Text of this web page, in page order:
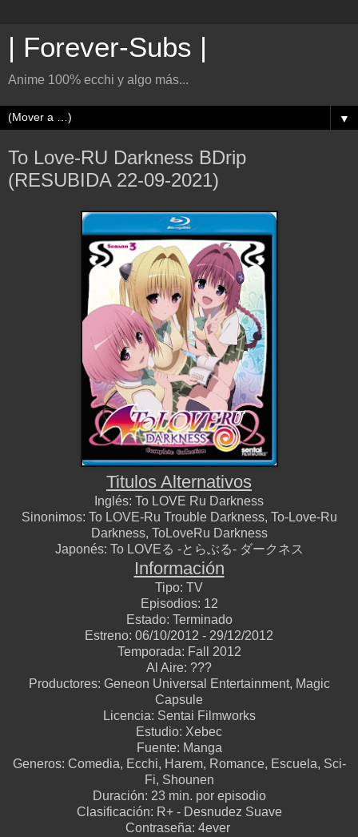
| Forever-Subs |
Anime 100% ecchi y algo más...
▼
To Love-RU Darkness BDrip
(RESUBIDA 22-09-2021)
Titulos Alternativos
Inglés: To LOVE Ru Darkness
Sinonimos: To LOVE-Ru Trouble Darkness, To-Love-Ru
Darkness, ToLoveRu Darkness
Japonés: To LOVEる -とらぶる- ダークネス
Información
Tipo: TV
Episodios: 12
Estado: Terminado
Estreno: 06/10/2012 - 29/12/2012
Temporada: Fall 2012
Al Aire: ???
Productores: Geneon Universal Entertainment, Magic
Capsule
Licencia: Sentai Filmworks
Estudio: Xebec
Fuente: Manga
Generos: Comedia, Ecchi, Harem, Romance, Escuela, Sci-
Fi, Shounen
Duración: 23 min. por episodio
Clasificación: R+ - Desnudez Suave
Contraseña: 4ever